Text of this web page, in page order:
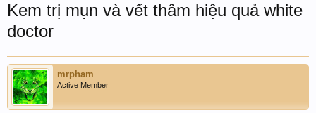
Kem trị mụn và vết thâm hiệu quả white
doctor
mrpham
Active Member